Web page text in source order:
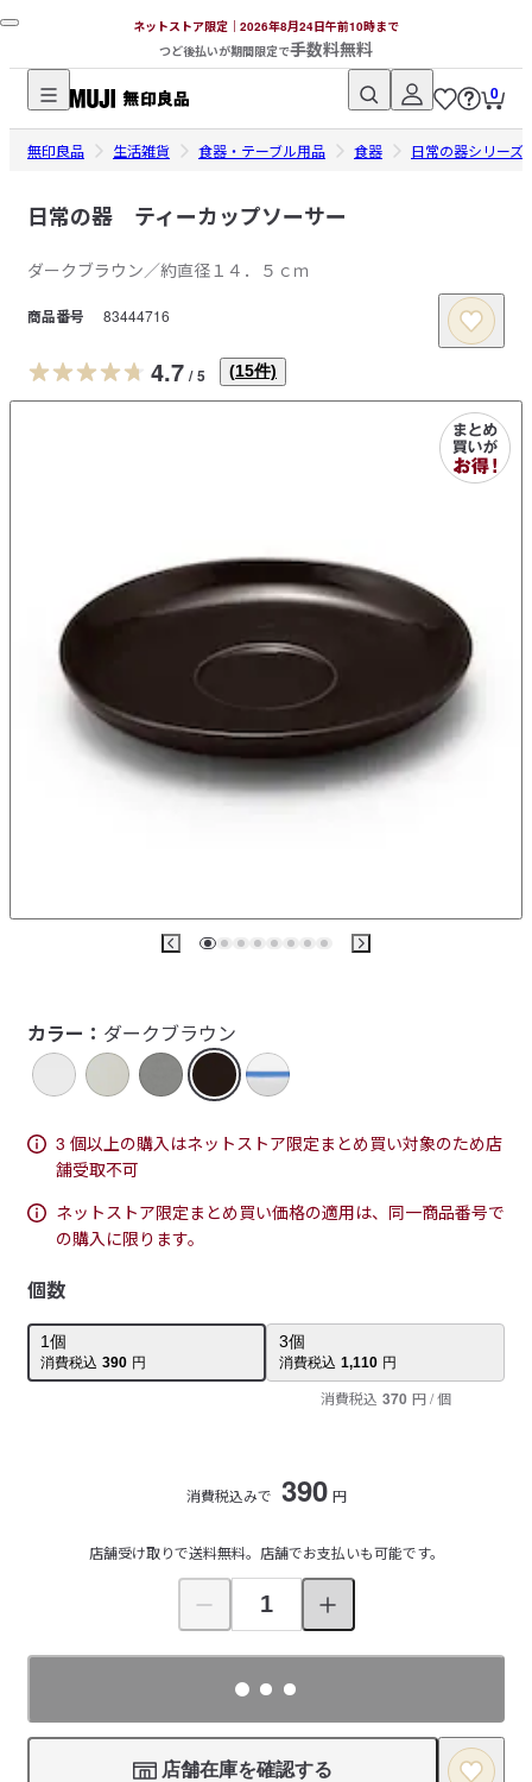
ネットストア限定｜2026年8月24日午前10時まで
つど後払いが期間限定で手数料無料
無
印
品
ッ
ス
ト
0
無印良品 生活雑貨 食器・テーブル用品 食器 日常の器シリーズ
日常の器 ティーカップソーサー
ダークブラウン／約直径１４．５ｃｍ
商品番号 83444716
4.7 / 5 (15件)
カラー： ダークブラウン
3 個以上の購入はネットストア限定まとめ買い対象のため店
舗受取不可
ネットストア限定まとめ買い価格の適用は、同一商品番号で
の購入に限ります。
個数
1個
消費税込 390 円
3個
消費税込 1,110 円
消費税込 370 円/ 個
消費税込みで 390 円
店舗受け取りで送料無料。店舗でお支払いも可能です。
店舗在庫を確認する